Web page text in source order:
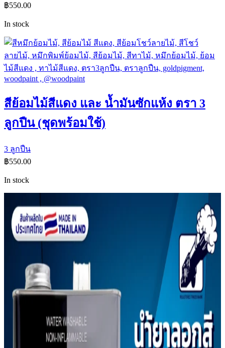
฿550.00
In stock
สีย้อมไม้สีแดง และ น้ำมันซักแห้ง ตรา 3
ลูกปืน (ชุดพร้อมใช้)
3 ลูกปืน
฿550.00
In stock